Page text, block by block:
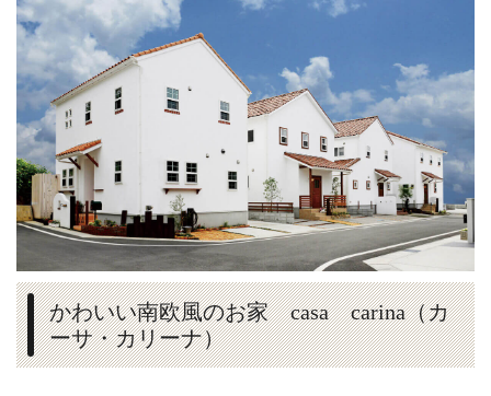
かわいい南欧風のお家 casa carina（カ
ーサ・カリーナ）